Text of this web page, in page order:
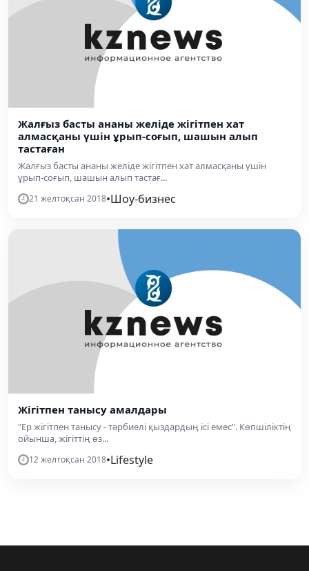
Жалғыз басты ананы желіде жігітпен хат
алмасқаны үшін ұрып-соғып, шашын алып
тастаған
Жалғыз басты ананы желіде жігітпен хат алмасқаны үшін
ұрып-соғып, шашын алып тастағ...
21 желтоқсан 2018•Шоу-бизнес
Жігітпен танысу амалдары
"Ер жігітпен танысу - тәрбиелі қыздардың ісі емес". Көпшіліктің
ойынша, жігіттің өз...
12 желтоқсан 2018•Lifestyle